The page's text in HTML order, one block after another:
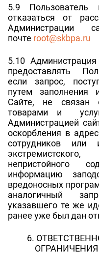
5.9
отказаться от
Администрации
почте root@skbpa.ru
5.10
предоставлять
если запрос,
путем заполнения
Сайте, не связан
товарами и
Администрацией
оскорбления в
сотрудников
непристойного
информацию
вредоносных
аналогичный
указавшего те же
ранее уже был дан
6.